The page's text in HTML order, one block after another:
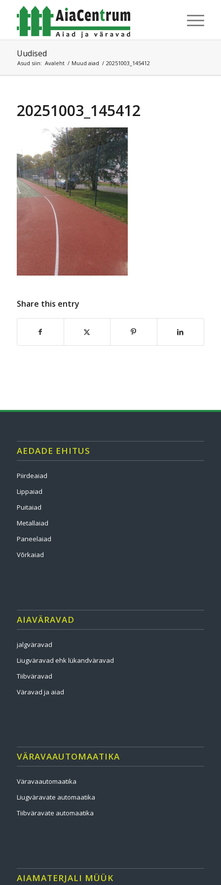
Uudised
Asud siin: Avaleht / Muud aiad / 20251003_145412
20251003_145412
Share this entry
AEDADE EHITUS
Piirdeaiad
Lippaiad
Puitaiad
Metallaiad
Paneelaiad
Võrkaiad
AIAVÄRAVAD
jalgväravad
Liugväravad ehk lükandväravad
Tiibväravad
Väravad ja aiad
VÄRAVAAUTOMAATIKA
Väravaautomaatika
Liugväravate automaatika
Tiibväravate automaatika
AIAMATERJALI MÜÜK